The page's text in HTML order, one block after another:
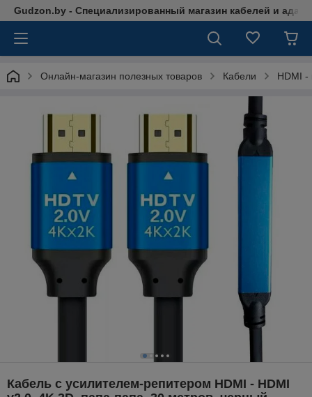
Gudzon.by - Специализированный магазин кабелей и
Онлайн-магазин полезных товаров Кабели HDMI -
Кабель с усилителем-репитером HDMI - HDMI